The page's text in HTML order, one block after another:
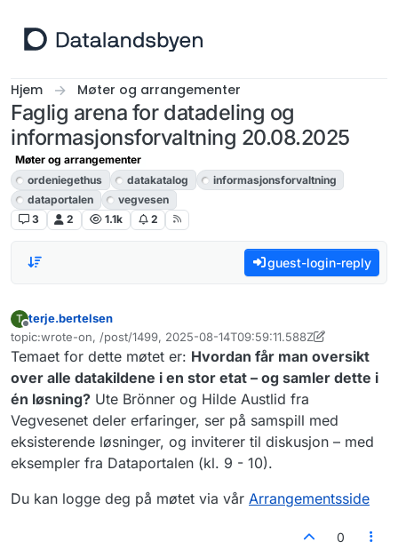
Hjem Møter og arrangementer
Faglig arena for datadeling og
informasjonsforvaltning 20.08.2025
Møter og arrangementer
ordeniegethus
datakatalog
informasjonsforvaltning
dataportalen
vegvesen
3
2 1.1k 2
guest-login-reply
T
Frakoblet
terje.bertelsen
topic:wrote-on, /post/1499, 2025-08-14T09:59:11.588Z
Sist endret av terje.bertelsen
Temaet for dette møtet er: Hvordan får man oversikt
over alle datakildene i en stor etat – og samler dette i
én løsning? Ute Brönner og Hilde Austlid fra
Vegvesenet deler erfaringer, ser på samspill med
eksisterende løsninger, og inviterer til diskusjon – med
eksempler fra Dataportalen (kl. 9 - 10).
Du kan logge deg på møtet via vår Arrangementsside
0